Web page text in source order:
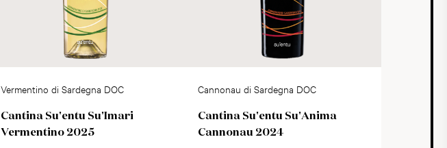
Vermentino di Sardegna DOC
Cantina Su'entu Su'Imari
Vermentino 2025
Cannonau di Sardegna DOC
Cantina Su'entu Su'Anima
Cannonau 2024